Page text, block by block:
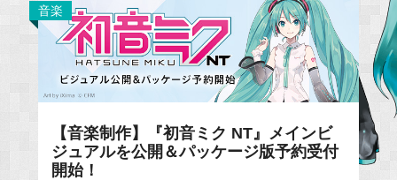
音楽
【音楽制作】『初音ミク NT』メインビ
ジュアルを公開＆パッケージ版予約受付
開始！